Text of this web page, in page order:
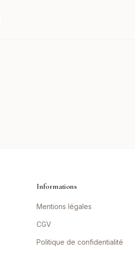
Informations
Mentions légales
CGV
Politique de confidentialité